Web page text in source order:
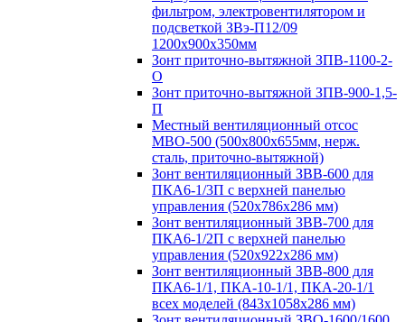
фильтром, электровентилятором и
подсветкой ЗВэ-П12/09
1200х900х350мм
Зонт приточно-вытяжной ЗПВ-1100-2-
О
Зонт приточно-вытяжной ЗПВ-900-1,5-
П
Местный вентиляционный отсос
МВО-500 (500х800х655мм, нерж.
сталь, приточно-вытяжной)
Зонт вентиляционный ЗВВ-600 для
ПКА6-1/3П с верхней панелью
управления (520х786х286 мм)
Зонт вентиляционный ЗВВ-700 для
ПКА6-1/2П с верхней панелью
управления (520х922х286 мм)
Зонт вентиляционный ЗВВ-800 для
ПКА6-1/1, ПКА-10-1/1, ПКА-20-1/1
всех моделей (843х1058х286 мм)